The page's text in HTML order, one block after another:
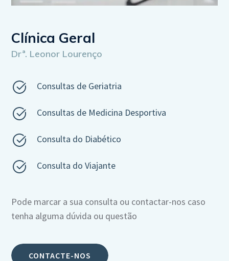
Clínica Geral
Drª. Leonor Lourenço
Consultas de Geriatria
Consultas de Medicina Desportiva
Consulta do Diabético
Consulta do Viajante
Pode marcar a sua consulta ou contactar-nos caso
tenha alguma dúvida ou questão
CONTACTE-NOS